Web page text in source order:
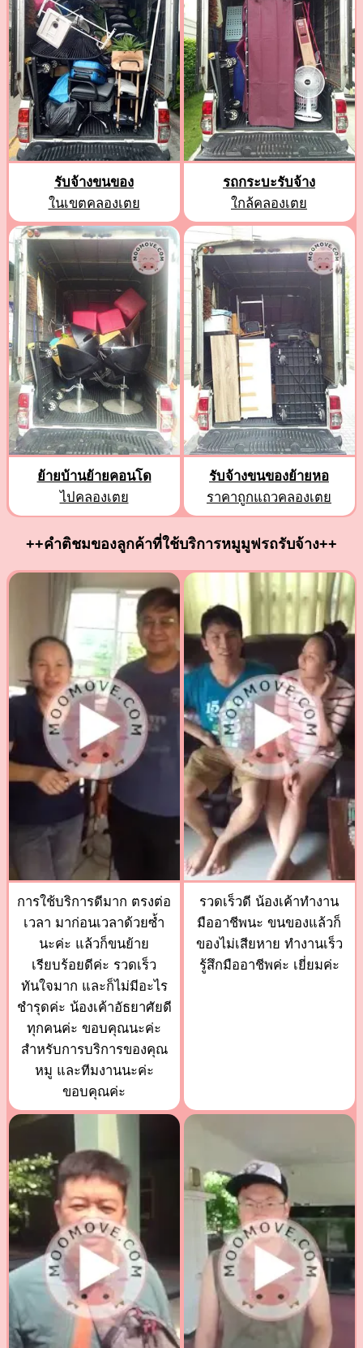
รับจ้างขนของ
ในเขตคลองเตย
รถกระบะรับจ้าง
ใกล้คลองเตย
ย้ายบ้านย้ายคอนโด
ไปคลองเตย
รับจ้างขนของย้ายหอ
ราคาถูกแถวคลองเตย
++คำติชมของลูกค้าที่ใช้บริการหมูมูฟรถรับจ้าง++
การใช้บริการดีมาก ตรงต่อ
เวลา มาก่อนเวลาด้วยซ้ำ
นะค่ะ แล้วก็ขนย้าย
เรียบร้อยดีค่ะ รวดเร็ว
ทันใจมาก และก็ไม่มีอะไร
ชำรุดค่ะ น้องเค้าอัธยาศัยดี
ทุกคนค่ะ ขอบคุณนะค่ะ
สำหรับการบริการของคุณ
หมู และทีมงานนะค่ะ
ขอบคุณค่ะ
รวดเร็วดี น้องเค้าทำงาน
มืออาชีพนะ ขนของแล้วก็
ของไม่เสียหาย ทำงานเร็ว
รู้สึกมืออาชีพค่ะ เยี่ยมค่ะ